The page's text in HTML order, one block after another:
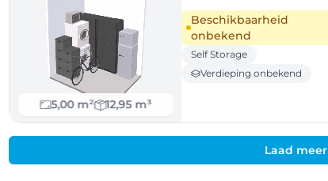
5,00 m² 12,95 m³
Beschikbaarheid
onbekend
Self Storage
Verdieping onbekend
Laad meer